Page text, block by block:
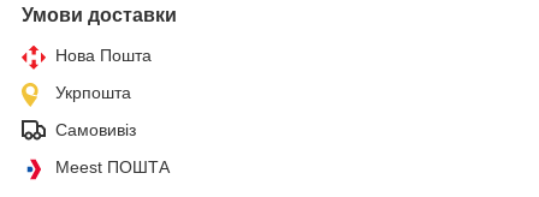
Умови доставки
Нова Пошта
Укрпошта
Самовивіз
Meest ПОШТА